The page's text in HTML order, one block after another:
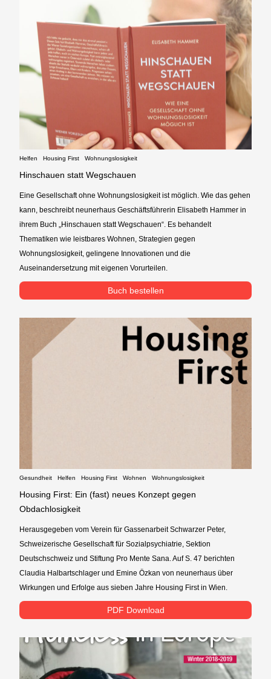
Helfen Housing First Wohnungslosigkeit
Hinschauen statt Wegschauen
Eine Gesellschaft ohne Wohnungslosigkeit ist möglich. Wie das gehen
kann, beschreibt neunerhaus Geschäftsführerin Elisabeth Hammer in
ihrem Buch „Hinschauen statt Wegschauen“. Es behandelt
Thematiken wie leistbares Wohnen, Strategien gegen
Wohnungslosigkeit, gelingene Innovationen und die
Auseinandersetzung mit eigenen Vorurteilen.
Buch bestellen
Gesundheit Helfen Housing First Wohnen Wohnungslosigkeit
Housing First: Ein (fast) neues Konzept gegen
Obdachlosigkeit
Herausgegeben vom Verein für Gassenarbeit Schwarzer Peter,
Schweizerische Gesellschaft für Sozialpsychiatrie, Sektion
Deutschschweiz und Stiftung Pro Mente Sana. Auf S. 47 berichten
Claudia Halbartschlager und Emine Özkan von neunerhaus über
Wirkungen und Erfolge aus sieben Jahre Housing First in Wien.
PDF Download